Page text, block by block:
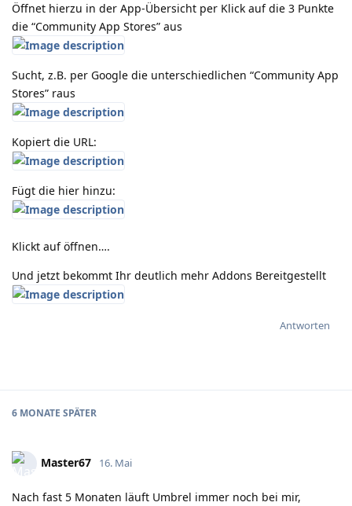
Öffnet hierzu in der App-Übersicht per Klick auf die 3 Punkte
die “Community App Stores” aus
Sucht, z.B. per Google die unterschiedlichen “Community App
Stores” raus
Kopiert die URL:
Fügt die hier hinzu:
Klickt auf öffnen….
Und jetzt bekommt Ihr deutlich mehr Addons Bereitgestellt
Antworten
6 MONATE SPÄTER
Master67 16. Mai
Nach fast 5 Monaten läuft Umbrel immer noch bei mir,